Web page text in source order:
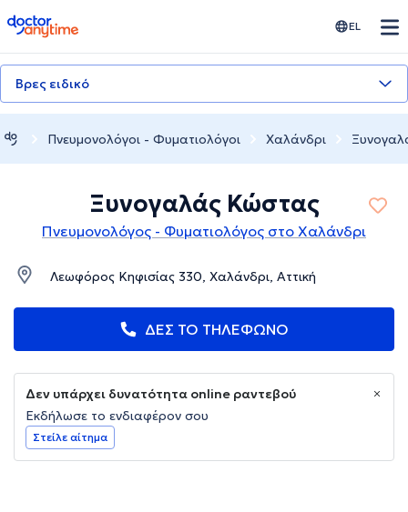
doctoranytime EL
Βρες ειδικό
Πνευμονολόγοι - Φυματιολόγοι Χαλάνδρι
Ξυνογαλάς Κώστας
Πνευμονολόγος - Φυματιολόγος στο Χαλάνδρι
Λεωφόρος Κηφισίας 330, Χαλάνδρι, Αττική
ΔΕΣ ΤΟ ΤΗΛΕΦΩΝΟ
Δεν υπάρχει δυνατότητα online ραντεβού
Εκδήλωσε το ενδιαφέρον σου
Στείλε αίτημα